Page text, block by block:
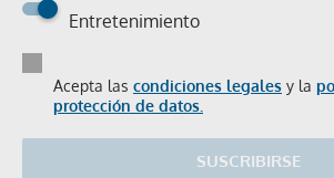
Entretenimiento
Acepta las condiciones legales y la
protección de datos.
SUSCRIBIRSE